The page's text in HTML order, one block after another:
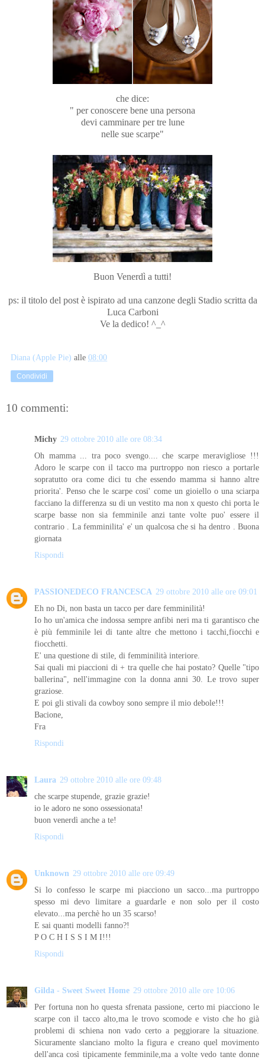
che dice:
" per conoscere bene una persona
devi camminare per tre lune
nelle sue scarpe"
Buon Venerdì a tutti!
ps: il titolo del post è ispirato ad una canzone degli Stadio scritta da
Luca Carboni
Ve la dedico! ^_^
Diana (Apple Pie) alle 08:00
Condividi
10 commenti:
Michy 29 ottobre 2010 alle ore 08:34
Oh mamma ... tra poco svengo.... che scarpe meravigliose !!!
Adoro le scarpe con il tacco ma purtroppo non riesco a portarle
sopratutto ora come dici tu che essendo mamma si hanno altre
priorita'. Penso che le scarpe cosi' come un gioiello o una sciarpa
facciano la differenza su di un vestito ma non x questo chi porta le
scarpe basse non sia femminile anzi tante volte puo' essere il
contrario . La femminilita' e' un qualcosa che si ha dentro . Buona
giornata
Rispondi
PASSIONEDECO FRANCESCA 29 ottobre 2010 alle ore 09:01
Eh no Di, non basta un tacco per dare femminilità!
Io ho un'amica che indossa sempre anfibi neri ma ti garantisco che
è più femminile lei di tante altre che mettono i tacchi,fiocchi e
fiocchetti.
E' una questione di stile, di femminilità interiore.
Sai quali mi piaccioni di + tra quelle che hai postato? Quelle "tipo
ballerina", nell'immagine con la donna anni 30. Le trovo super
graziose.
E poi gli stivali da cowboy sono sempre il mio debole!!!
Bacione,
Fra
Rispondi
Laura 29 ottobre 2010 alle ore 09:48
che scarpe stupende, grazie grazie!
io le adoro ne sono ossessionata!
buon venerdì anche a te!
Rispondi
Unknown 29 ottobre 2010 alle ore 09:49
Si lo confesso le scarpe mi piacciono un sacco...ma purtroppo
spesso mi devo limitare a guardarle e non solo per il costo
elevato...ma perchè ho un 35 scarso!
E sai quanti modelli fanno?!
P O C H I S S I M I!!!
Rispondi
Gilda - Sweet Sweet Home 29 ottobre 2010 alle ore 10:06
Per fortuna non ho questa sfrenata passione, certo mi piacciono le
scarpe con il tacco alto,ma le trovo scomode e visto che ho già
problemi di schiena non vado certo a peggiorare la situazione.
Sicuramente slanciano molto la figura e creano quel movimento
dell'anca così tipicamente femminile,ma a volte vedo tante donne